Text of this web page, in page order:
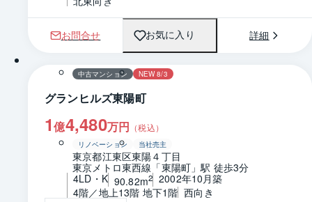
お問合せ お気に入り 詳細
1 / 0 間取り
中古マンション NEW 8/3
グランヒルズ東陽町
1億4,480万円 （税込）
リノベーション 当社売主
東京都江東区東陽４丁目
東京メトロ東西線「東陽町」駅 徒歩3分
4LD・K 90.82m2 2002年10月築
4階／地上13階 地下1階 西向き